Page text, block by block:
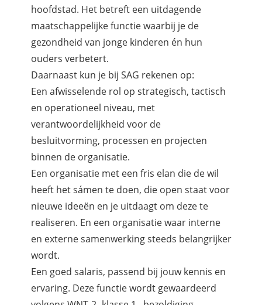
hoofdstad. Het betreft een uitdagende
maatschappelijke functie waarbij je de
gezondheid van jonge kinderen én hun
ouders verbetert.
Daarnaast kun je bij SAG rekenen op:
Een afwisselende rol op strategisch, tactisch
en operationeel niveau, met
verantwoordelijkheid voor de
besluitvorming, processen en projecten
binnen de organisatie.
Een organisatie met een fris elan die de wil
heeft het sámen te doen, die open staat voor
nieuwe ideeën en je uitdaagt om deze te
realiseren. En een organisatie waar interne
en externe samenwerking steeds belangrijker
wordt.
Een goed salaris, passend bij jouw kennis en
ervaring. Deze functie wordt gewaardeerd